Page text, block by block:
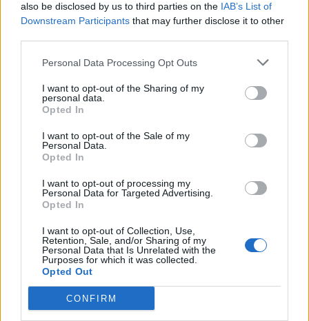
also be disclosed by us to third parties on the IAB’s List of
Downstream Participants that may further disclose it to other
Personal Data Processing Opt Outs
I want to opt-out of the Sharing of my
personal data.
Opted In
I want to opt-out of the Sale of my
Personal Data.
Opted In
I want to opt-out of processing my
Personal Data for Targeted Advertising.
Opted In
I want to opt-out of Collection, Use,
Retention, Sale, and/or Sharing of my
Personal Data that Is Unrelated with the
Purposes for which it was collected.
Opted Out
CONFIRM
Εγγραφή στο newsletter
Αποδέχομαι τους
και την πολιτική απορρήτου
X